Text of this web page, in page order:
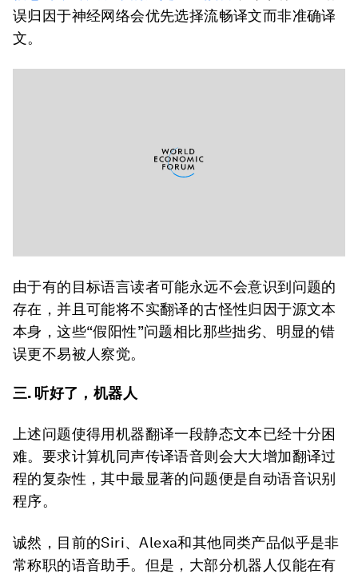
误归因于神经网络会优先选择流畅译文而非准确译
文。
由于有的目标语言读者可能永远不会意识到问题的
存在，并且可能将不实翻译的古怪性归因于源文本
本身，这些“假阳性”问题相比那些拙劣、明显的错
误更不易被人察觉。
三. 听好了，机器人
上述问题使得用机器翻译一段静态文本已经十分困
难。要求计算机同声传译语音则会大大增加翻译过
程的复杂性，其中最显著的问题便是自动语音识别
程序。
诚然，目前的Siri、Alexa和其他同类产品似乎是非
常称职的语音助手。但是，大部分机器人仅能在有